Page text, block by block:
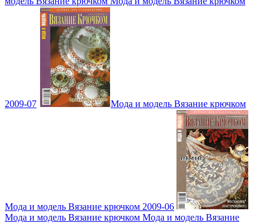
2009-07 Мода и модель Вязание крючком
Мода и модель Вязание крючком 2009-06
Мода и модель Вязание крючком Мода и модель Вязание